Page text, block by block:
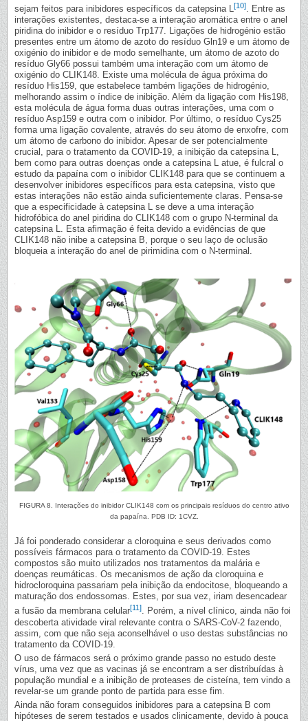
sejam feitos para inibidores específicos da catepsina L[10]. Entre as
interações existentes, destaca-se a interação aromática entre o anel
piridina do inibidor e o resíduo Trp177. Ligações de hidrogénio estão
presentes entre um átomo de azoto do resíduo Gln19 e um átomo de
oxigénio do inibidor e de modo semelhante, um átomo de azoto do
resíduo Gly66 possui também uma interação com um átomo de
oxigénio do CLIK148. Existe uma molécula de água próxima do
resíduo His159, que estabelece também ligações de hidrogénio,
melhorando assim o índice de inibição. Além da ligação com His198,
esta molécula de água forma duas outras interações, uma com o
resíduo Asp159 e outra com o inibidor. Por último, o resíduo Cys25
forma uma ligação covalente, através do seu átomo de enxofre, com
um átomo de carbono do inibidor. Apesar de ser potencialmente
crucial, para o tratamento da COVID-19, a inibição da catepsina L,
bem como para outras doenças onde a catepsina L atue, é fulcral o
estudo da papaína com o inibidor CLIK148 para que se continuem a
desenvolver inibidores específicos para esta catepsina, visto que
estas interações não estão ainda suficientemente claras. Pensa-se
que a especificidade à catepsina L se deve a uma interação
hidrofóbica do anel piridina do CLIK148 com o grupo N-terminal da
catepsina L. Esta afirmação é feita devido a evidências de que
CLIK148 não inibe a catepsina B, porque o seu laço de oclusão
bloqueia a interação do anel de pirimidina com o N-terminal.
FIGURA 8. Interações do inibidor CLIK148 com os principais resíduos do centro ativo
da papaína. PDB ID: 1CVZ.
Já foi ponderado considerar a cloroquina e seus derivados como
possíveis fármacos para o tratamento da COVID-19. Estes
compostos são muito utilizados nos tratamentos da malária e
doenças reumáticas. Os mecanismos de ação da cloroquina e
hidrocloroquina passariam pela inibição da endocitose, bloqueando a
maturação dos endossomas. Estes, por sua vez, iriam desencadear
a fusão da membrana celular[11]. Porém, a nível clínico, ainda não foi
descoberta atividade viral relevante contra o SARS-CoV-2 fazendo,
assim, com que não seja aconselhável o uso destas substâncias no
tratamento da COVID-19.
O uso de fármacos será o próximo grande passo no estudo deste
vírus, uma vez que as vacinas já se encontram a ser distribuídas à
população mundial e a inibição de proteases de cisteína, tem vindo a
revelar-se um grande ponto de partida para esse fim.
Ainda não foram conseguidos inibidores para a catepsina B com
hipóteses de serem testados e usados clinicamente, devido à pouca